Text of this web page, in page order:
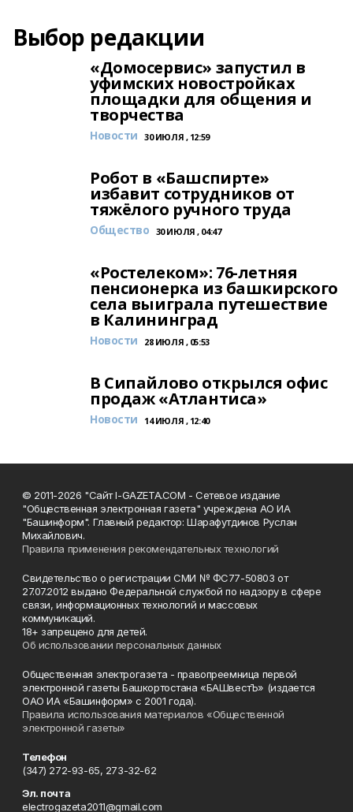
Выбор редакции
«Домосервис» запустил в
уфимских новостройках
площадки для общения и
творчества
Новости 30 ИЮЛЯ , 12:59
Робот в «Башспирте»
избавит сотрудников от
тяжёлого ручного труда
Общество 30 ИЮЛЯ , 04:47
«Ростелеком»: 76-летняя
пенсионерка из башкирского
села выиграла путешествие
в Калининград
Новости 28 ИЮЛЯ , 05:53
В Сипайлово открылся офис
продаж «Атлантиса»
Новости 14 ИЮЛЯ , 12:40
© 2011-2026 "Сайт I-GAZETA.COM - Сетевое издание
"Общественная электронная газета" учреждена АО ИА
"Башинформ". Главный редактор: Шарафутдинов Руслан
Михайлович.
Правила применения рекомендательных технологий
Свидетельство о регистрации СМИ № ФС77-50803 от
27.07.2012 выдано Федеральной службой по надзору в сфере
связи, информационных технологий и массовых
коммуникаций.
18+ запрещено для детей.
Об использовании персональных данных
Общественная электрогазета - правопреемница первой
электронной газеты Башкортостана «БАШвестЪ» (издается
ОАО ИА «Башинформ» с 2001 года).
Правила использования материалов «Общественной
электронной газеты»
Телефон
(347) 272-93-65, 273-32-62
Эл. почта
electrogazeta2011@gmail.com